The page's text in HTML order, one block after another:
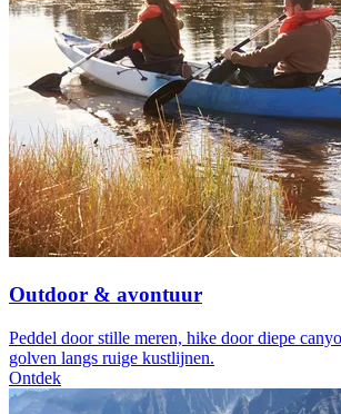
Outdoor & avontuur
Peddel door stille meren, hike door diepe
golven langs ruige kustlijnen.
Ontdek